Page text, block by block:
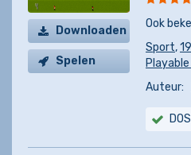
Downloaden
Spelen
Ook
Sport,
Auteur: